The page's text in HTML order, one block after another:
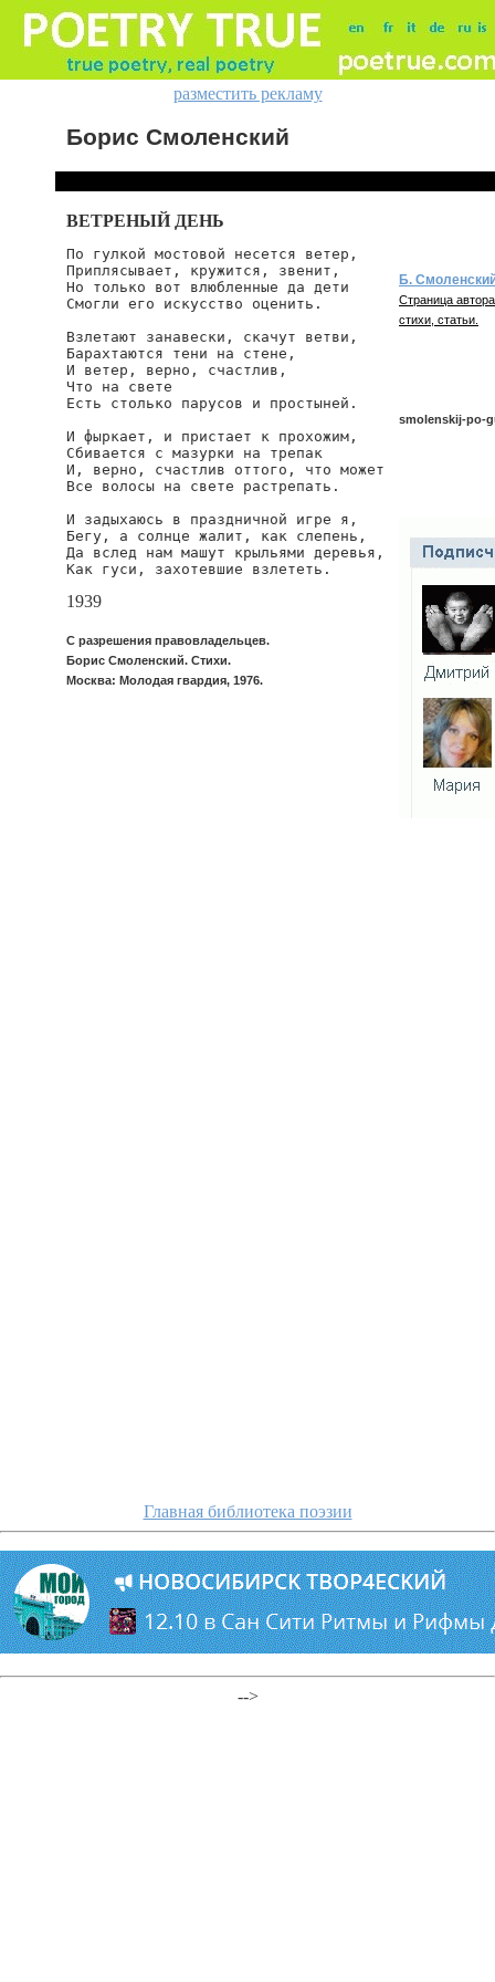
разместить рекламу
Борис Смоленский
ВЕТРЕНЫЙ ДЕНЬ
По гулкой мостовой несется ветер,
Приплясывает, кружится, звенит,
Но только вот влюбленные да дети
Смогли его искусство оценить.
Взлетают занавески, скачут ветви,
Барахтаются тени на стене,
И ветер, верно, счастлив,
Что на свете
Есть столько парусов и простыней.
И фыркает, и пристает к прохожим,
Сбивается с мазурки на трепак
И, верно, счастлив оттого, что может
Все волосы на свете растрепать.
И задыхаюсь в праздничной игре я,
Бегу, а солнце жалит, как слепень,
Да вслед нам машут крыльями деревья,
Как гуси, захотевшие взлететь.
1939
С разрешения правовладельцев.
Борис Смоленский. Стихи.
Москва: Молодая гвардия, 1976.
Б.
Страница
стихи, статьи.
smolenskij-po-
Главная библиотека поэзии
-->